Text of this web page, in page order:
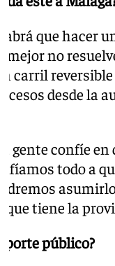
que hacer
mejor no
carril
desde la
la gente confíe
todo a
que tiene la
público?